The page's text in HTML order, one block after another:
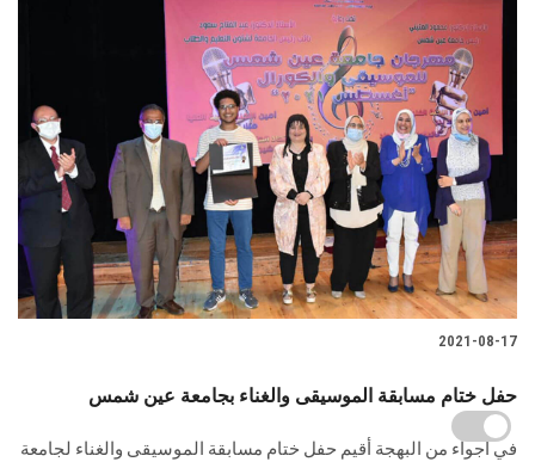
2021-08-17
حفل ختام مسابقة الموسيقى والغناء بجامعة عين شمس
في أجواء من البهجة أقيم حفل ختام مسابقة الموسيقى والغناء لجامعة